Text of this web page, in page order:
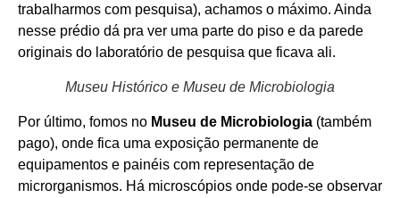
trabalharmos com pesquisa), achamos o máximo. Ainda
nesse prédio dá pra ver uma parte do piso e da parede
originais do laboratório de pesquisa que ficava ali.
Museu Histórico e Museu de Microbiologia
Por último, fomos no Museu de Microbiologia (também
pago), onde fica uma exposição permanente de
equipamentos e painéis com representação de
microrganismos. Há microscópios onde pode-se observar